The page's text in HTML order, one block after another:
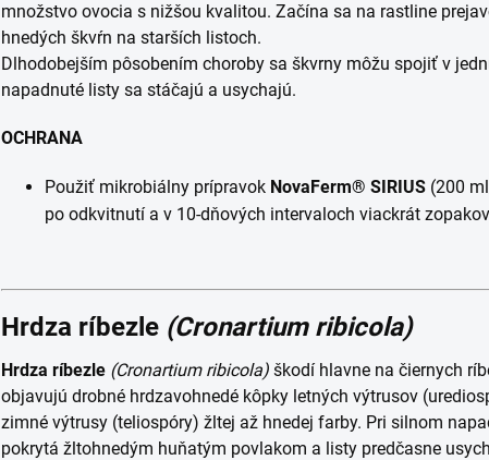
množstvo ovocia s nižšou kvalitou. Začína sa na rastline
hnedých škvŕn na starších listoch.
Dlhodobejším pôsobením choroby sa škvrny môžu spojiť v
napadnuté listy sa stáčajú a usychajú.
OCHRANA
Použiť mikrobiálny prípravok NovaFerm® SIRIUS (200
po odkvitnutí a v 10-dňových intervaloch viackrát
Hrdza ríbezle (Cronartium ribicola)
Hrdza ríbezle (Cronartium ribicola) škodí hlavne na čiernych
objavujú drobné hrdzavohnedé kôpky letných výtrusov
zimné výtrusy (teliospóry) žltej až hnedej farby. Pri silnom
pokrytá žltohnedým huňatým povlakom a listy predčasne